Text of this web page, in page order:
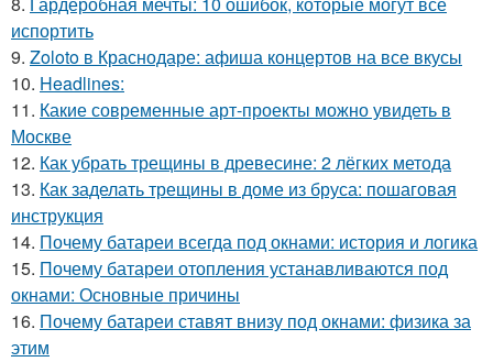
испортить
9. Zoloto в Краснодаре: афиша концертов на все вкусы
10. Headlines:
11. Какие современные арт-проекты можно увидеть в
Москве
12. Как убрать трещины в древесине: 2 лёгких метода
13. Как заделать трещины в доме из бруса: пошаговая
инструкция
14. Почему батареи всегда под окнами: история и логика
15. Почему батареи отопления устанавливаются под
окнами: Основные причины
16. Почему батареи ставят внизу под окнами: физика за
этим